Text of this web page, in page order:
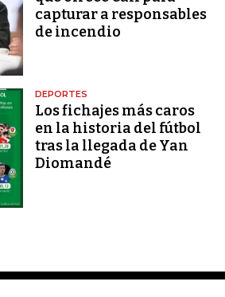
capturar a responsables
de incendio
DEPORTES
Los fichajes más caros
en la historia del fútbol
tras la llegada de Yan
Diomandé